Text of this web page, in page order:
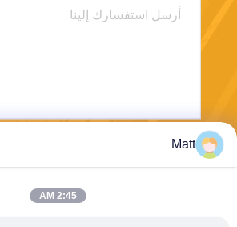
Matt
2:45 AM